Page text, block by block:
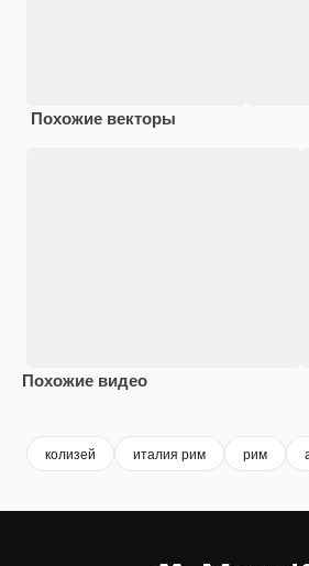
Похожие векторы
Похожие видео
колизей италия рим рим